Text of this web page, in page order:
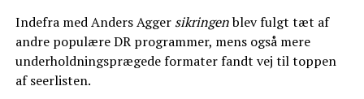
Indefra med Anders Agger sikringenblev fulgt tæt af
andre populære DR programmer, mens også mere
underholdningsprægede formater fandt vej til toppen
af seerlisten.